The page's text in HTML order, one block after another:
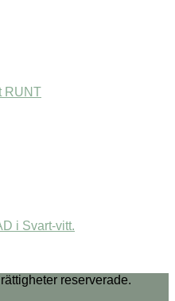
RUNT
i Svart-vitt.
reserverade.